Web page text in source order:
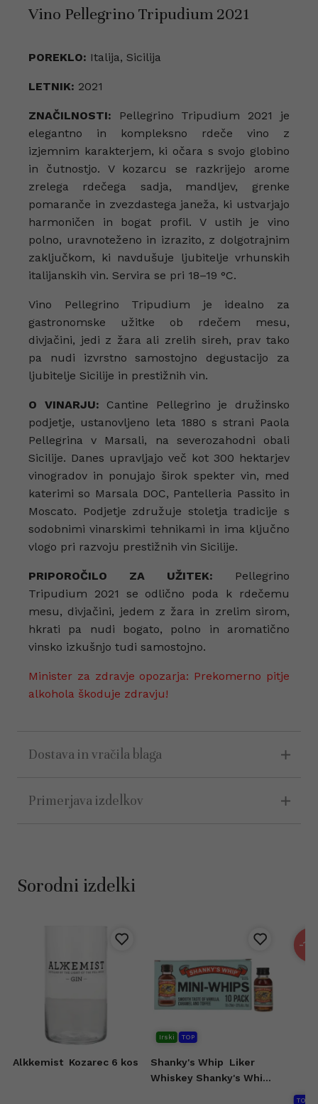
Vino Pellegrino Tripudium 2021
POREKLO: Italija, Sicilija
LETNIK: 2021
ZNAČILNOSTI: Pellegrino Tripudium 2021 je
elegantno in kompleksno rdeče vino z
izjemnim karakterjem, ki očara s svojo globino
in čutnostjo. V kozarcu se razkrijejo arome
zrelega rdečega sadja, mandljev, grenke
pomaranče in zvezdastega janeža, ki ustvarjajo
harmoničen in bogat profil. V ustih je vino
polno, uravnoteženo in izrazito, z dolgotrajnim
zaključkom, ki navdušuje ljubitelje vrhunskih
italijanskih vin. Servira se pri 18–19 °C.
Vino Pellegrino Tripudium je idealno za
gastronomske užitke ob rdečem mesu,
divjačini, jedi z žara ali zrelih sireh, prav tako
pa nudi izvrstno samostojno degustacijo za
ljubitelje Sicilije in prestižnih vin.
O VINARJU: Cantine Pellegrino je družinsko
podjetje, ustanovljeno leta 1880 s strani Paola
Pellegrina v Marsali, na severozahodni obali
Sicilije. Danes upravljajo več kot 300 hektarjev
vinogradov in ponujajo širok spekter vin, med
katerimi so Marsala DOC, Pantelleria Passito in
Moscato. Podjetje združuje stoletja tradicije s
sodobnimi vinarskimi tehnikami in ima ključno
vlogo pri razvoju prestižnih vin Sicilije.
PRIPOROČILO ZA UŽITEK: Pellegrino
Tripudium 2021 se odlično poda k rdečemu
mesu, divjačini, jedem z žara in zrelim sirom,
hkrati pa nudi bogato, polno in aromatično
vinsko izkušnjo tudi samostojno.
Minister za zdravje opozarja: Prekomerno pitje
alkohola škoduje zdravju!
Dostava in vračila blaga
Primerjava izdelkov
Sorodni izdelki
Alkkemist Kozarec 6 kos
Irski TOP
Shanky's Whip
Liker
Whiskey Shanky's Whip
-15
TOP